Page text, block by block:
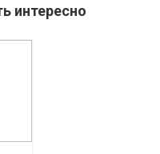
интересно